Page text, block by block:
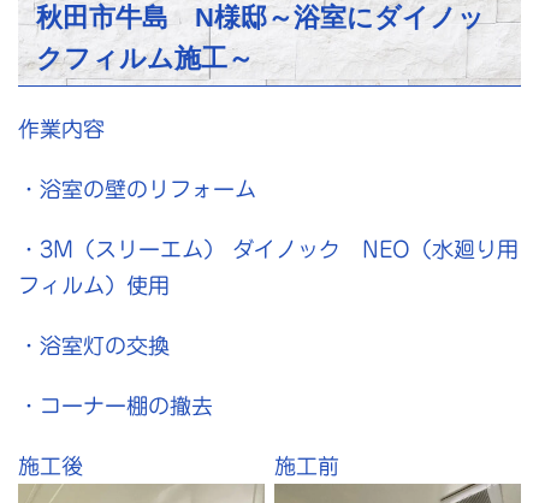
秋田市牛島 N様邸～浴室にダイノッ
クフィルム施工～
作業内容
・浴室の壁のリフォーム
・3M（スリーエム） ダイノック NEO（水廻り用
フィルム）使用
・浴室灯の交換
・コーナー棚の撤去
施工後 施工前